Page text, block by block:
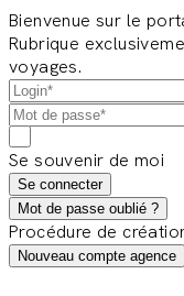
Bienvenue sur le
Rubrique
voyages.
Se souvenir de moi
Se connecter
Mot de passe oublié ?
Procédure de
Nouveau compte agence